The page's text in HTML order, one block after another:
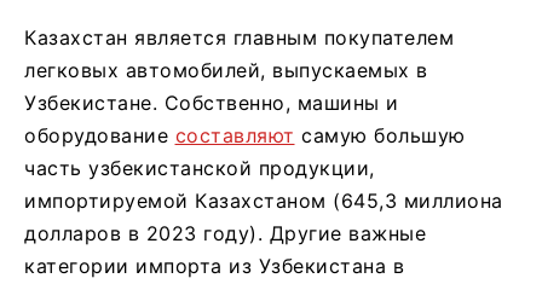
Казахстан является главным покупателем
легковых автомобилей, выпускаемых в
Узбекистане. Собственно, машины и
оборудование составляют самую большую
часть узбекистанской продукции,
импортируемой Казахстаном (645,3 миллиона
долларов в 2023 году). Другие важные
категории импорта из Узбекистана в